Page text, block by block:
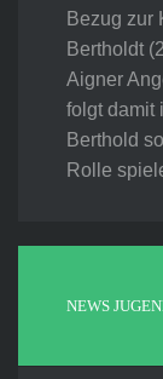
Bezug zur
Bertholdt
Aigner
folgt damit
Berthold
Rolle
NEWS